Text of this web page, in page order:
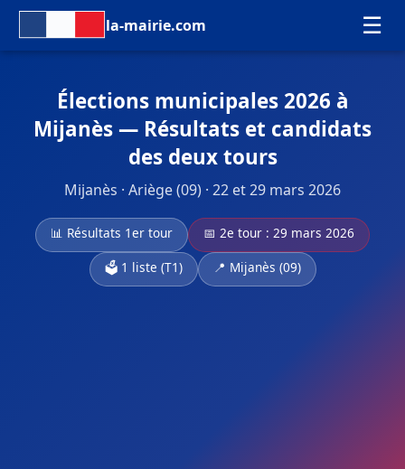
la-mairie.com ☰
Élections municipales 2026 à
Mijanès — Résultats et candidats
des deux tours
Mijanès · Ariège (09) · 22 et 29 mars 2026
📊 Résultats 1er tour
📅 2e tour : 29 mars 2026
🗳️ 1 liste (T1)
📍 Mijanès (09)